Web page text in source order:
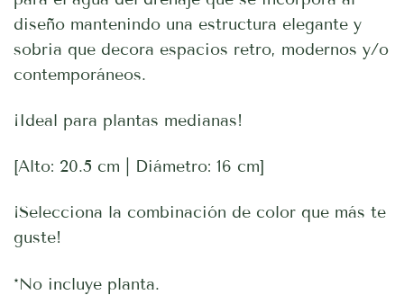
diseño mantenindo una estructura elegante y
sobria que decora espacios retro, modernos y/o
contemporáneos.
¡Ideal para plantas medianas!
[Alto: 20.5 cm | Diámetro: 16 cm]
¡Selecciona la combinación de color que más te
guste!
*No incluye planta.